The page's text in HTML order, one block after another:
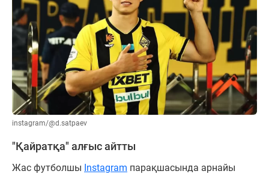
instagram/@d.satpaev
"Қайратқа" алғыс айтты
Жас футболшы Instagram парақшасында арнайы